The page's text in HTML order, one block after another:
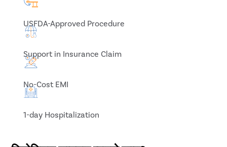
USFDA-Approved Procedure
Support in Insurance Claim
No-Cost EMI
1-day Hospitalization